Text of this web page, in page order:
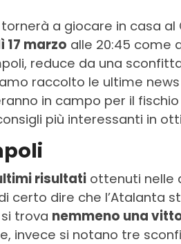
tornerà a giocare in casa
17 marzo alle 20:45 come
reduce da una
raccolto le ultime
in campo per il
più interessanti in
risultati ottenuti nelle
certo dire che l’Atalanta
trova nemmeno una
invece si notano tre